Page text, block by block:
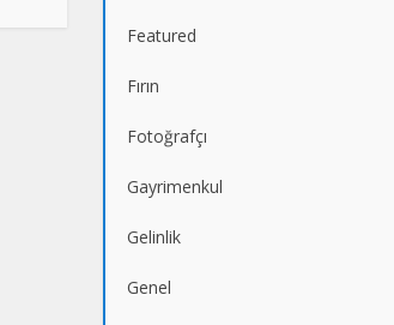
Featured
Fırın
Fotoğrafçı
Gayrimenkul
Gelinlik
Genel